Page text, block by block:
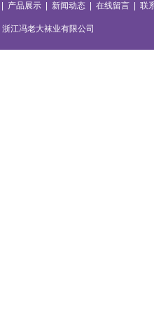
产品展示 新闻动态 在线留言 联
浙江冯老大袜业有限公司